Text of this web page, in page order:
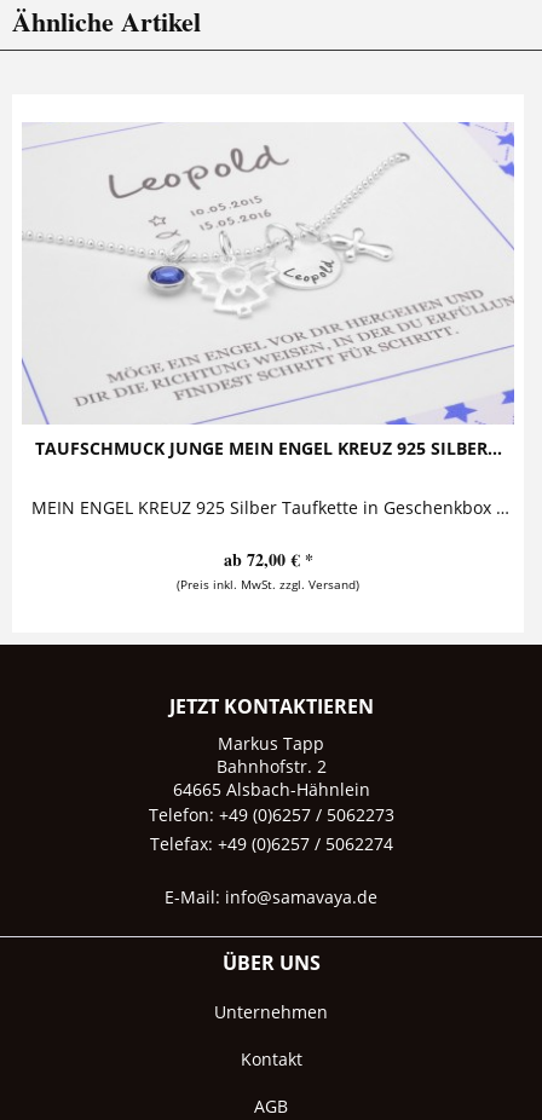
Ähnliche Artikel
TAUFSCHMUCK JUNGE MEIN ENGEL KREUZ 925 SILBER...
MEIN ENGEL KREUZ 925 Silber Taufkette in Geschenkbox Taufkette bestehend aus einem süßen kleinen Engel, einem Namensanhänger, einem Kreuz und...
ab 72,00 € *
(Preis inkl. MwSt. zzgl. Versand)
JETZT KONTAKTIEREN
Markus Tapp
Bahnhofstr. 2
64665 Alsbach-Hähnlein
Telefon: +49 (0)6257 / 5062273
Telefax: +49 (0)6257 / 5062274
E-Mail: info@samavaya.de
ÜBER UNS
Unternehmen
Kontakt
AGB